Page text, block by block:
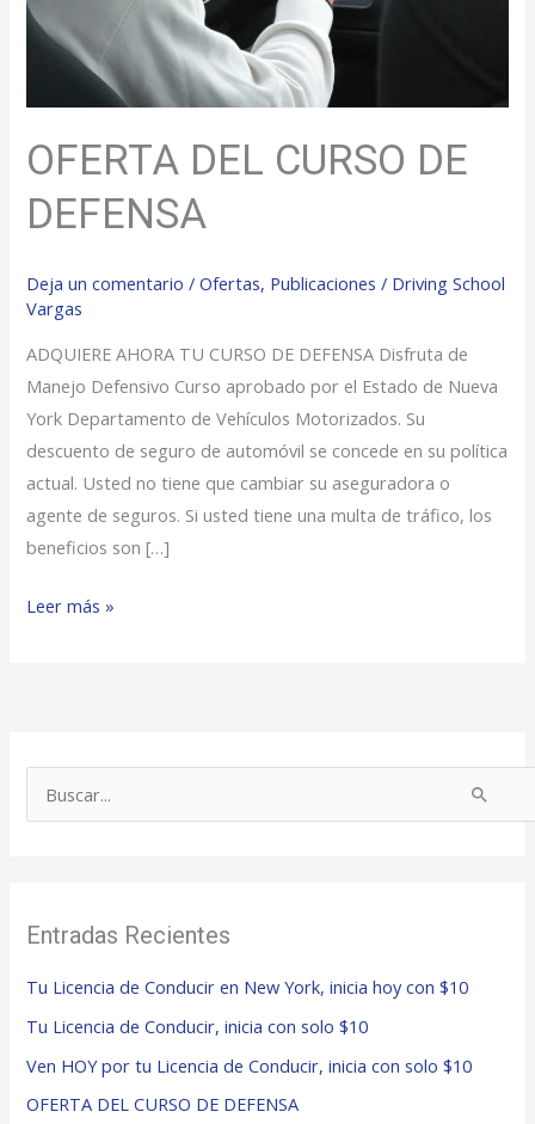
OFERTA DEL CURSO DE
DEFENSA
Deja un comentario /Ofertas, Publicaciones / Driving School
Vargas
ADQUIERE AHORA TU CURSO DE DEFENSA Disfruta de
Manejo Defensivo Curso aprobado por el Estado de Nueva
York Departamento de Vehículos Motorizados. Su
descuento de seguro de automóvil se concede en su política
actual. Usted no tiene que cambiar su aseguradora o
agente de seguros. Si usted tiene una multa de tráfico, los
beneficios son […]
Leer más »
a
o
r
:
Entradas Recientes
Tu Licencia de Conducir en New York, inicia hoy con $10
Tu Licencia de Conducir, inicia con solo $10
Ven HOY por tu Licencia de Conducir, inicia con solo $10
OFERTA DEL CURSO DE DEFENSA